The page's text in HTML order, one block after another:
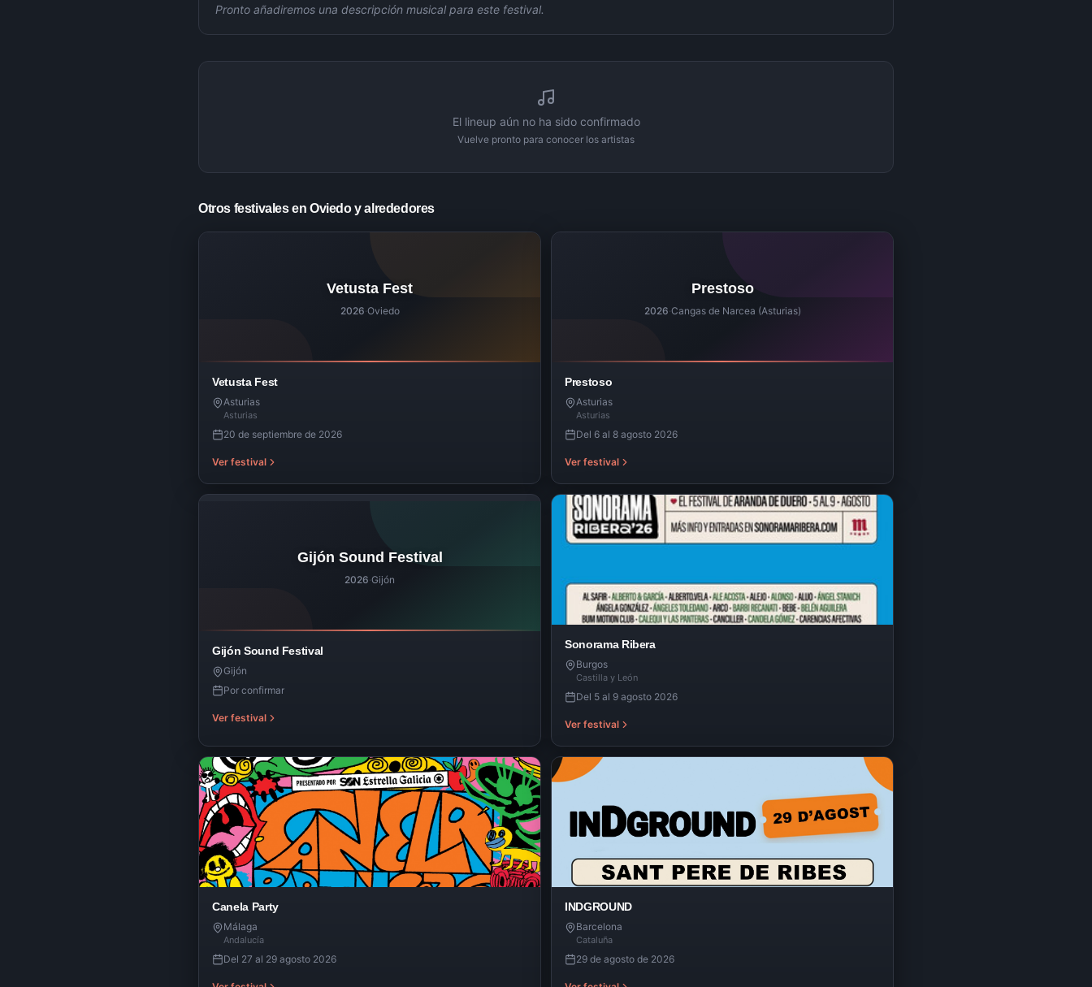
Pronto añadiremos una descripción musical para este festival.
El lineup aún no ha sido confirmado
Vuelve pronto para conocer los artistas
Otros festivales en Oviedo y alrededores
Vetusta Fest
2026·Oviedo
Vetusta Fest
Asturias
Asturias
20 de septiembre de 2026
Ver festival
Prestoso
2026·Cangas de Narcea (Asturias)
Prestoso
Asturias
Asturias
Del 6 al 8 agosto 2026
Ver festival
Gijón Sound Festival
2026·Gijón
Gijón Sound Festival
Gijón
Por confirmar
Ver festival
Sonorama Ribera
Burgos
Castilla y León
Del 5 al 9 agosto 2026
Ver festival
Canela Party
Málaga
Andalucía
Del 27 al 29 agosto 2026
INDGROUND
Barcelona
Cataluña
29 de agosto de 2026